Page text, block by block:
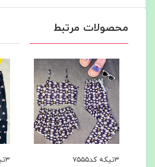
محصولات مرتبط
۳تیکه کد۷۵۵۵ ۳تیکه کد۷۵۵۴